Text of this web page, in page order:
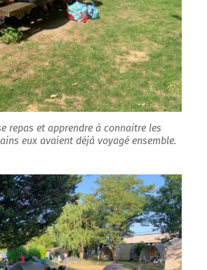
repas et apprendre à connaitre les
eux avaient déjà voyagé ensemble.